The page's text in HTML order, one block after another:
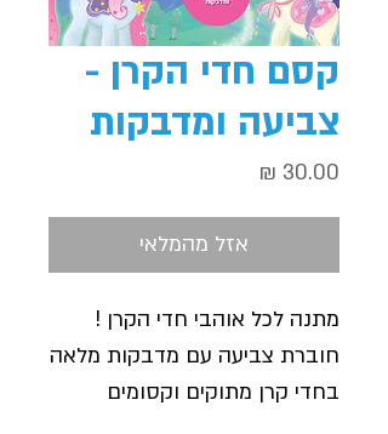
קסם חדי הקרן -
צביעה ומדבקות
אזל מהמלאי
מתנה לכל אוהבי חדי הקרן !
חוברת צביעה עם מדבקות מלאה
בחדי קרן מתוקים וקסומים